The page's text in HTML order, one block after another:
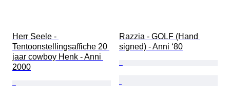
Herr Seele -
Tentoonstellingsaffiche 20
jaar cowboy Henk - Anni
2000
Razzia - GOLF (Hand
signed) - Anni ‘80